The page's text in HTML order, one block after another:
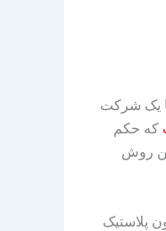
یک شرکت
که حکم
روش
پلاستیک